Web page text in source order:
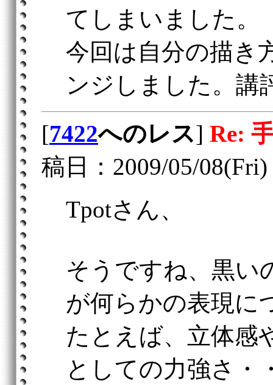
てしまいました。
今回は自分の描き
ンジしました。講
[7422へのレス] Re:
稿日：2009/05/08(Fri)
Tpotさん、
そうですね、黒い
が何らかの表現に
たとえば、立体感
としての力強さ・